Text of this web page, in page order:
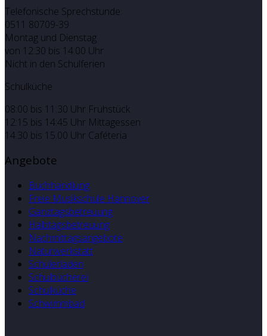
Telefonische Sprechstunde:
0511 80709-39
Montag und Dienstag
von 12:30 bis 14:00 Uhr
Nicht in den Schulferien
Schulküche
08:00 bis 11:30 Uhr Frühstück
12:15 bis 14:45 Uhr Mittagessen
14.30 bis 15.00 Uhr Caféteria
Angebote
Buchhandlung
Freie Musikschule Hannover
Ganztagsbetreuung
Halbtagsbetreuung
Nachmittagsangebote
Naturwerkstatt
Schülerladen
Schulbücherei
Schulküche
Schwimmbad